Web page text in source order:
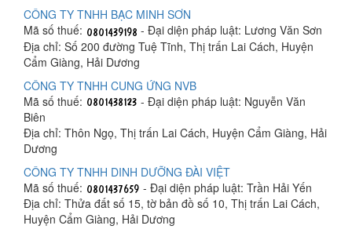
CÔNG TY TNHH BẠC MINH SƠN
Mã số thuế:
- Đại diện pháp luật: Lương Văn Sơn
Địa chỉ: Số 200 đường Tuệ Tĩnh, Thị trấn Lai Cách, Huyện
Cẩm Giàng, Hải Dương
CÔNG TY TNHH CUNG ỨNG NVB
Mã số thuế:
- Đại diện pháp luật: Nguyễn Văn
Biên
Địa chỉ: Thôn Ngọ, Thị trấn Lai Cách, Huyện Cẩm Giàng, Hải
Dương
CÔNG TY TNHH DINH DƯỠNG ĐÀI VIỆT
Mã số thuế:
- Đại diện pháp luật: Trần Hải Yến
Địa chỉ: Thửa đất số 15, tờ bản đồ số 10, Thị trấn Lai Cách,
Huyện Cẩm Giàng, Hải Dương